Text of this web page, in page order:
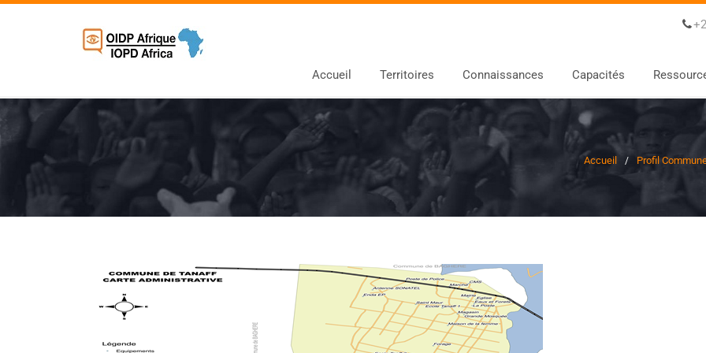
Accueil Territoires Connaissances Capacités
Accueil Profil